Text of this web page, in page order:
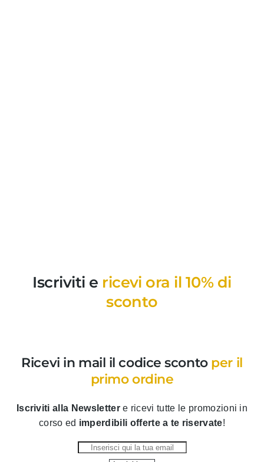
Iscriviti e ricevi ora il 10% di
sconto
Ricevi in mail il codice sconto per il
primo ordine
Iscriviti alla Newslettere ricevi tutte le promozioni in
corso ed imperdibili offerte a te riservate!